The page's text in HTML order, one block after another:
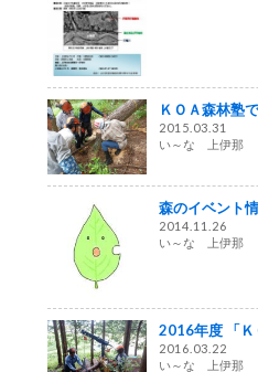
ＫＯＡ森林塾
2015.03.31
い～な 上伊那
森のイベント
2014.11.26
い～な 上伊那
2016年度 「Ｋ
2016.03.22
い～な 上伊那